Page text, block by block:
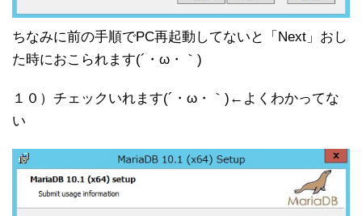
ちなみに前の手順でPC再起動してないと「Next」おし
た時におこられます(´・ω・｀)
１０）チェックいれます(´・ω・｀)←よくわかってな
い